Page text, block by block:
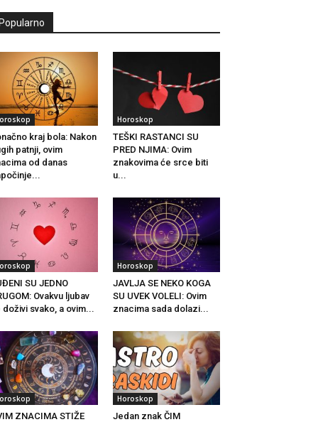
Popularno
kraj bola: Nakon
patnji, ovim
od danas
Horoskop
TEŠKI RASTANCI SU
PRED NJIMA: Ovim
znakovima će srce biti
u...
SU JEDNO
Ovakvu ljubav
doživi svako, a ovim...
Horoskop
JAVLJA SE NEKO KOGA
SU UVEK VOLELI: Ovim
znacima sada dolazi...
ZNACIMA STIŽE
Horoskop
Jedan znak ČIM